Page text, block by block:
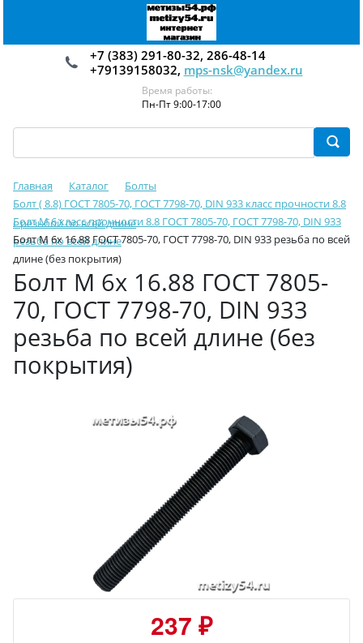
+7 (383) 291-80-32, 286-48-14
+79139158032, mps-nsk@yandex.ru
Время работы:
Пн-Пт 9:00-17:00
Главная Каталог
Болты
Болт ( 8.8) ГОСТ 7805-70, ГОСТ 7798-70, DIN 933 класс прочности 8.8
с резьбой по всей длине
Болт М 6 класс прочности 8.8 ГОСТ 7805-70, ГОСТ 7798-70, DIN 933
резьба по всей длине
Болт М 6х 16.88 ГОСТ 7805-70, ГОСТ 7798-70, DIN 933 резьба по всей
длине (без покрытия)
Болт М 6х 16.88 ГОСТ 7805-
70, ГОСТ 7798-70, DIN 933
резьба по всей длине (без
покрытия)
237 ₽